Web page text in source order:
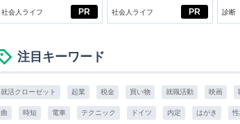
PR
向きに♪社会人エリ・大
社会人ライフ PR
PROJECT」がつたえた
社会人ライフ 診断
注目キーワード
就活クローゼット 起業 税金 買い物 就職活動 映画
曲 時短 電車 テクニック ドイツ 内定 はがき